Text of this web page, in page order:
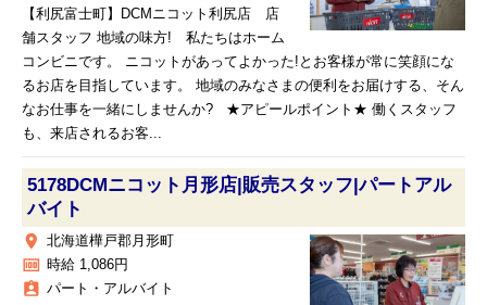
【利尻富士町】DCMニコット利尻店 店
舗スタッフ 地域の味方! 私たちはホーム
コンビニです。 ニコットがあってよかった!とお客様が常に笑顔にな
るお店を目指しています。 地域のみなさまの便利をお届けする、そん
なお仕事を一緒にしませんか? ★アピールポイント★ 働くスタッフ
も、来店されるお客...
5178DCMニコット月形店|販売スタッフ|パートアル
バイト
place 北海道樺戸郡月形町
money 時給 1,086円
assignment_ind パート・アルバイト